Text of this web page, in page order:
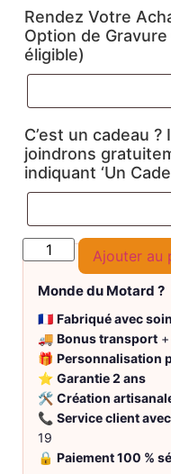
Rendez Votre
Option de
éligible)
C’est un cadeau
joindrons
indiquant ‘Un
Ajouter au
Monde du Motard ?
🇫🇷 Fabriqué avec soin
🚚 Bonus transport
🎁 Personnalisation
⭐ Garantie 2 ans
🛠️ Création
📞 Service client
19
🔒 Paiement 100 %